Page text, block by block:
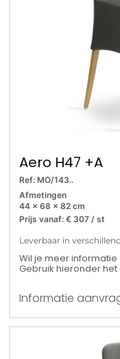
Aero H47 +A
Ref: MO/143..
Afmetingen
44 x 68 x 82 cm
Prijs vanaf: € 307 / st
Leverbaar in
Wil je meer
Gebruik hieronder
Informatie